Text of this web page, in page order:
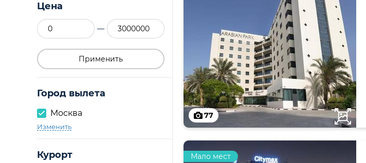
Цена
—
Применить
Город вылета
Москва
Изменить
Курорт
77
Мало мест